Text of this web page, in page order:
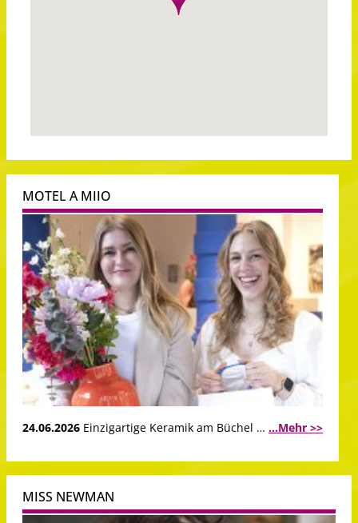
MOTEL A MIIO
24.06.2026 Einzigartige Keramik am Büchel … ...Mehr >>
MISS NEWMAN